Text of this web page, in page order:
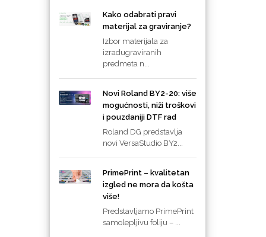
Kako odabrati pravi
materijal za graviranje?
Izbor materijala za
izradugraviranih
predmeta n...
Novi Roland BY2-20: više
mogućnosti, niži troškovi
i pouzdaniji DTF rad
Roland DG predstavlja
novi VersaStudio BY2...
PrimePrint – kvalitetan
izgled ne mora da košta
više!
Predstavljamo PrimePrint
samolepljivu foliju – ...